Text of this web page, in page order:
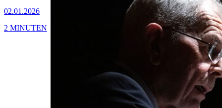
02.01.2026
2 MINUTEN